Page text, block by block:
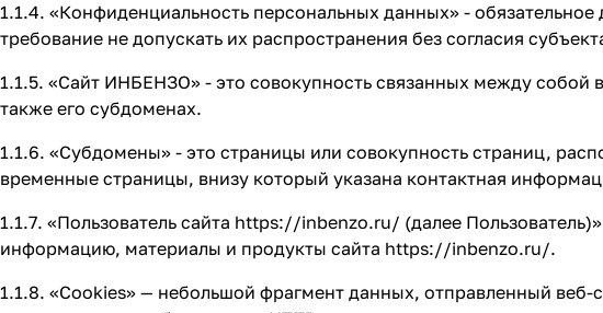
1.1.4. «Конфиденциальность персональных данных» -
требование не допускать их распространения без согласия
1.1.5. «Сайт ИНБЕНЗО» - это совокупность связанных между собой
также его субдоменах.
1.1.6. «Субдомены» - это страницы или совокупность страниц,
временные страницы, внизу который указана контактная
1.1.7. «Пользователь сайта https://inbenzo.ru/ (далее
информацию, материалы и продукты сайта https://inbenzo.ru/.
1.1.8. «Cookies» — небольшой фрагмент данных, отправленный